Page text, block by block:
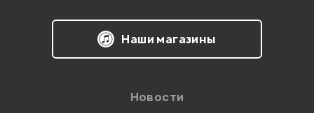
Наши магазины
Новости